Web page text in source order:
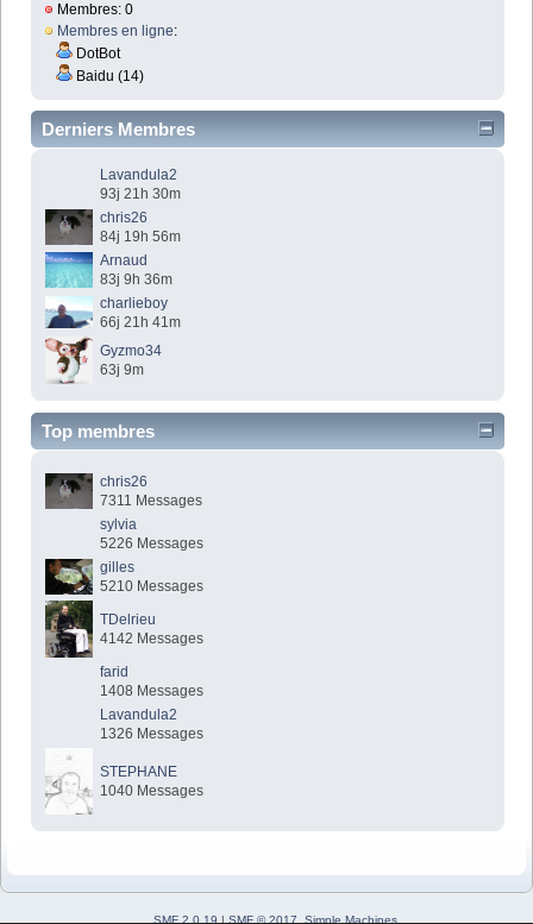
Membres: 0
Membres en ligne:
DotBot
Baidu (14)
Derniers Membres
Lavandula2
93j 21h 30m
chris26
84j 19h 56m
Arnaud
83j 9h 36m
charlieboy
66j 21h 41m
Gyzmo34
63j 9m
Top membres
chris26
7311 Messages
sylvia
5226 Messages
gilles
5210 Messages
TDelrieu
4142 Messages
farid
1408 Messages
Lavandula2
1326 Messages
STEPHANE
1040 Messages
SMF 2.0.19 | SMF © 2017 Simple Machines